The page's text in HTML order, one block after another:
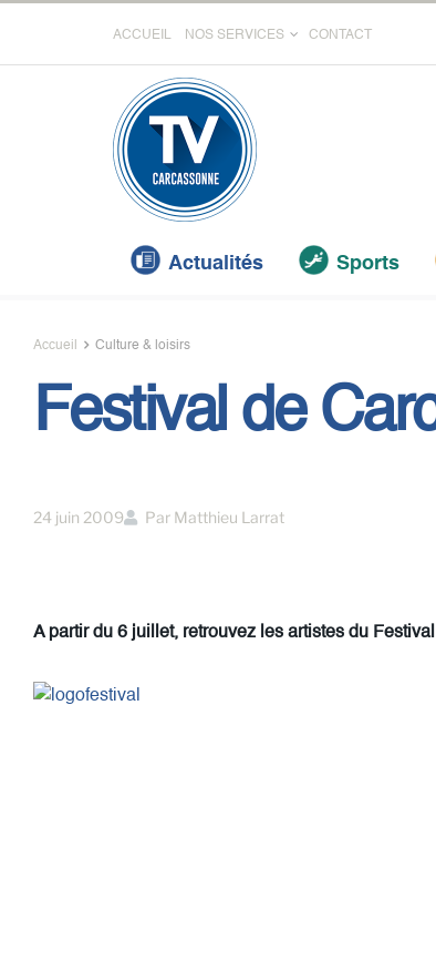
ACCUEIL NOS SERVICES CONTACT
Actualités Sports
Accueil Culture & loisirs
Festival de
24 juin 2009 Par Matthieu Larrat
A partir du 6 juillet, retrouvez les artistes du